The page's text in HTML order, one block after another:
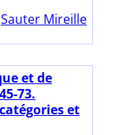
Sauter Mireille
et de
73.
et